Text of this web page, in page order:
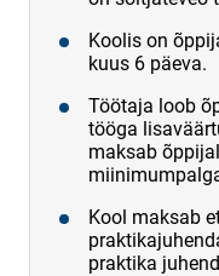
Koolis on
kuus 6 päeva.
Töötaja loob
tööga
maksab
Kool maksab
praktika